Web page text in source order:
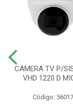
CAMERA TV P/
VHD 1220 D
Código: